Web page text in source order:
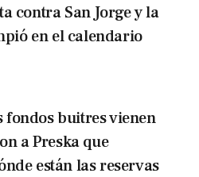
contra San Jorge y la
en el calendario
fondos buitres vienen
a Preska que
están las reservas